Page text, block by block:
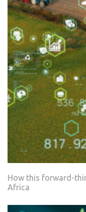
How this forward-
Africa